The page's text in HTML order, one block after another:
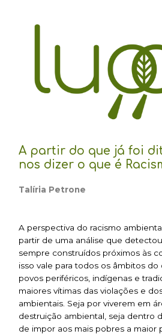
A partir do que já foi
nos dizer o que é
Talíria Petrone
A perspectiva do racismo
partir de uma análise que
sempre construídos próximos às
isso vale para todos os âmbitos
povos periféricos, indígenas e
maiores vítimas das violações e
ambientais. Seja por viverem em
destruição ambiental, seja dentro
de impor aos mais pobres a maior